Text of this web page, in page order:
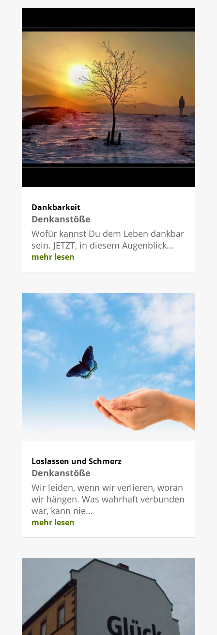
Dankbarkeit
Denkanstöße
Wofür kannst Du dem Leben dankbar
sein. JETZT, in diesem Augenblick…
mehr lesen
Loslassen und Schmerz
Denkanstöße
Wir leiden, wenn wir verlieren, woran
wir hängen. Was wahrhaft verbunden
war, kann nie…
mehr lesen